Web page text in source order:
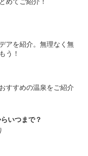
アを紹介。無理なく無
う！
すすめの温泉をご紹介
いつまで？